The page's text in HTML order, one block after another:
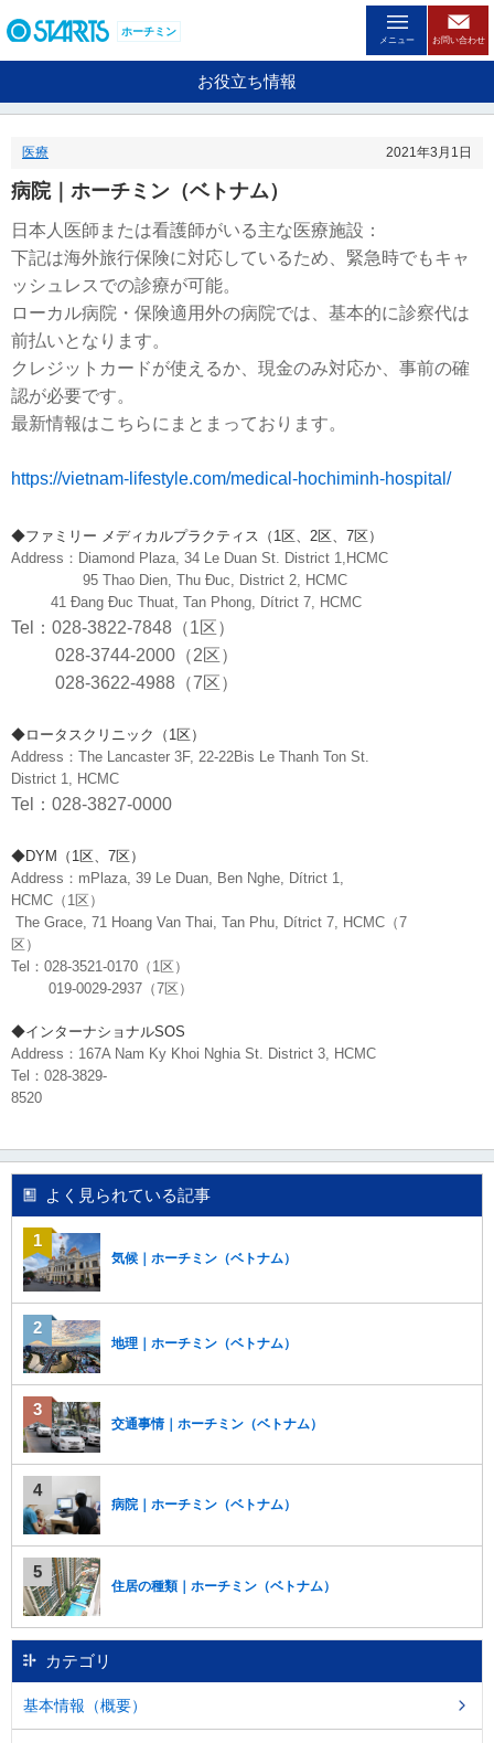
ー
移
た
ヘ
ッ
ダ
報
動
し
。
ま
す
情
移
す
。
ホーチミン
メニュー お問い合わせ
お役立ち情報
医療 2021年3月1日
病院｜ホーチミン（ベトナム）
日本人医師または看護師がいる主な医療施設：
下記は海外旅行保険に対応しているため、緊急時でもキャ
ッシュレスでの診療が可能。
ローカル病院・保険適用外の病院では、基本的に診察代は
前払いとなります。
クレジットカードが使えるか、現金のみ対応か、事前の確
認が必要です。
最新情報はこちらにまとまっております。
https://vietnam-lifestyle.com/medical-hochiminh-hospital/
◆ファミリー メディカルプラクティス（1区、2区、7区）
Address：Diamond Plaza, 34 Le Duan St. District 1,HCMC
95 Thao Dien, Thu Đuc, District 2, HCMC
41 Đang Đuc Thuat, Tan Phong, Dítrict 7, HCMC
Tel：028-3822-7848（1区）
028-3744-2000（2区）
028-3622-4988（7区）
◆ロータスクリニック（1区）
Address：The Lancaster 3F, 22-22Bis Le Thanh Ton St.
District 1, HCMC
Tel：028-3827-0000
◆DYM（1区、7区）
Address：mPlaza, 39 Le Duan, Ben Nghe, Dítrict 1,
HCMC（1区）
The Grace, 71 Hoang Van Thai, Tan Phu, Dítrict 7, HCMC（7
区）
Tel：028-3521-0170（1区）
019-0029-2937（7区）
◆インターナショナルSOS
Address：167A Nam Ky Khoi Nghia St. District 3, HCMC
Tel：028-3829-
8520
よく見られている記事
気候｜ホーチミン（ベトナム）
地理｜ホーチミン（ベトナム）
交通事情｜ホーチミン（ベトナム）
病院｜ホーチミン（ベトナム）
住居の種類｜ホーチミン（ベトナム）
カテゴリ
基本情報（概要）